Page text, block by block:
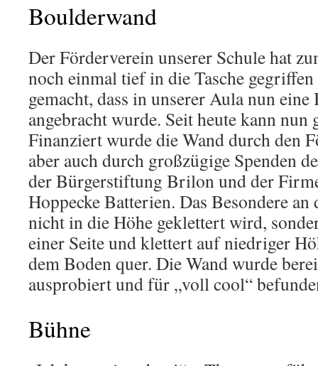
Boulderwand
Der Förderverein unserer Schule hat
noch einmal tief in die Tasche
gemacht, dass in unserer Aula nun
angebracht wurde. Seit heute kann nun
Finanziert wurde die Wand durch den
aber auch durch großzügige Spenden
der Bürgerstiftung Brilon und der
Hoppecke Batterien. Das Besondere an
nicht in die Höhe geklettert wird,
einer Seite und klettert auf niedriger
dem Boden quer. Die Wand wurde
ausprobiert und für „voll cool“
Bühne